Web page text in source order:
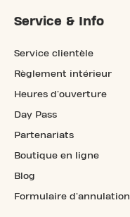
Service & Info
Service clientèle
Règlement intérieur
Heures d'ouverture
Day Pass
Partenariats
Boutique en ligne
Blog
Formulaire d'annulation